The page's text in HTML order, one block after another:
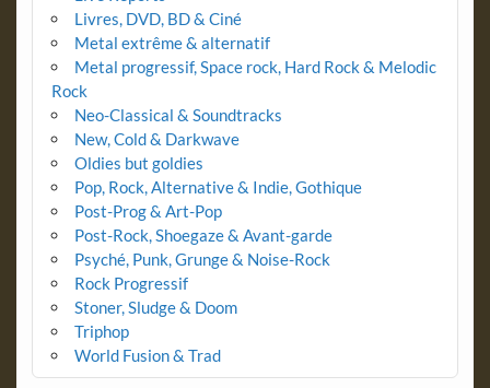
Livres, DVD, BD & Ciné
Metal extrême & alternatif
Metal progressif, Space rock, Hard Rock & Melodic
Rock
Neo-Classical & Soundtracks
New, Cold & Darkwave
Oldies but goldies
Pop, Rock, Alternative & Indie, Gothique
Post-Prog & Art-Pop
Post-Rock, Shoegaze & Avant-garde
Psyché, Punk, Grunge & Noise-Rock
Rock Progressif
Stoner, Sludge & Doom
Triphop
World Fusion & Trad